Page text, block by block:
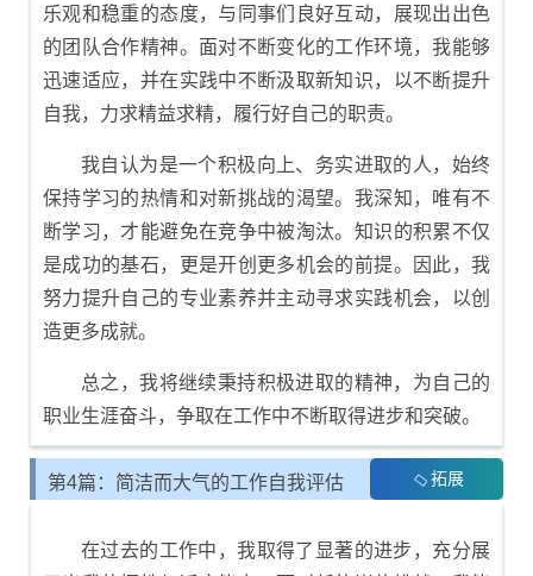
乐观和稳重的态度，与同事们良好互动，展现出出色
的团队合作精神。面对不断变化的工作环境，我能够
迅速适应，并在实践中不断汲取新知识，以不断提升
自我，力求精益求精，履行好自己的职责。
我自认为是一个积极向上、务实进取的人，始终
保持学习的热情和对新挑战的渴望。我深知，唯有不
断学习，才能避免在竞争中被淘汰。知识的积累不仅
是成功的基石，更是开创更多机会的前提。因此，我
努力提升自己的专业素养并主动寻求实践机会，以创
造更多成就。
总之，我将继续秉持积极进取的精神，为自己的
职业生涯奋斗，争取在工作中不断取得进步和突破。
第4篇：简洁而大气的工作自我评估 拓展
在过去的工作中，我取得了显著的进步，充分展